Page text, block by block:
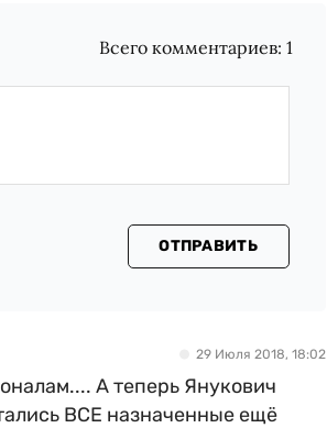
Всего комментариев:1
ОТПРАВИТЬ
29 Июля 2018, 18:02
А теперь Янукович
ВСЕ назначенные ещё